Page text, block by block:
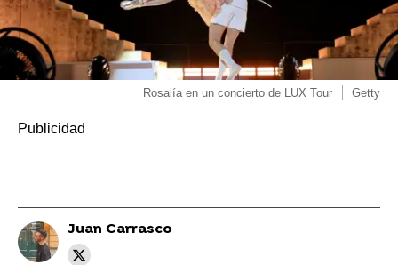
Rosalía en un concierto de LUX Tour Getty
Juan Carrasco